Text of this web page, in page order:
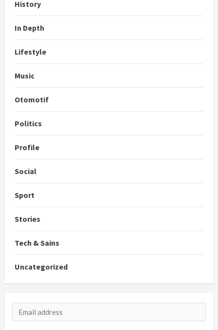
History
In Depth
Lifestyle
Music
Otomotif
Politics
Profile
Social
Sport
Stories
Tech & Sains
Uncategorized